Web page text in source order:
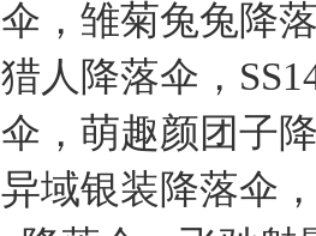
伞，雏菊兔兔降
猎人降落伞，
伞，萌趣颜团子
异域银装降落伞